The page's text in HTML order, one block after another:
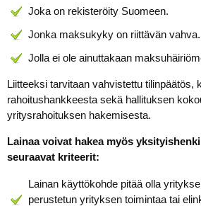
Joka on rekisteröity Suomeen.
Jonka maksukyky on riittävän vahva.
Jolla ei ole ainuttakaan
Liitteeksi tarvitaan vahvistettu tilinpäätös,
rahoitushankkeesta sekä hallituksen
yritysrahoituksen hakemisesta.
Lainaa voivat hakea myös
seuraavat kriteerit:
Lainan käyttökohde pitää olla
perustetun yrityksen toimintaa tai